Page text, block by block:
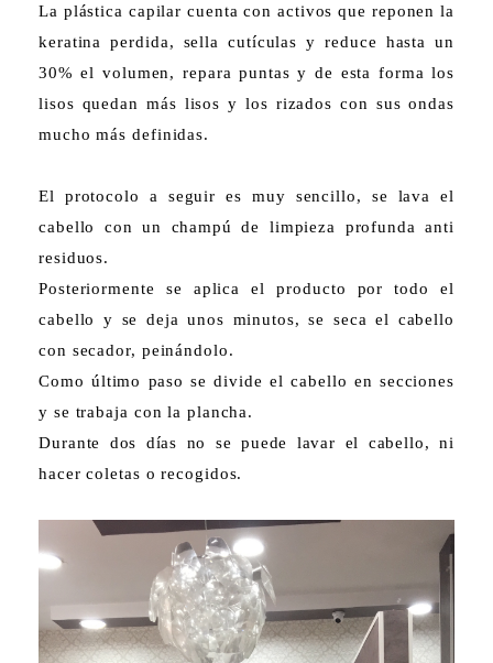
La plástica capilar cuenta con activos que reponen la
keratina perdida, sella cutículas y reduce hasta un
30% el volumen, repara puntas y de esta forma los
lisos quedan más lisos y los rizados con sus ondas
mucho más definidas.
El protocolo a seguir es muy sencillo, se lava el
cabello con un champú de limpieza profunda anti
residuos.
Posteriormente se aplica el producto por todo el
cabello y se deja unos minutos, se seca el cabello
con secador, peinándolo.
Como último paso se divide el cabello en secciones
y se trabaja con la plancha.
Durante dos días no se puede lavar el cabello, ni
hacer coletas o recogidos.